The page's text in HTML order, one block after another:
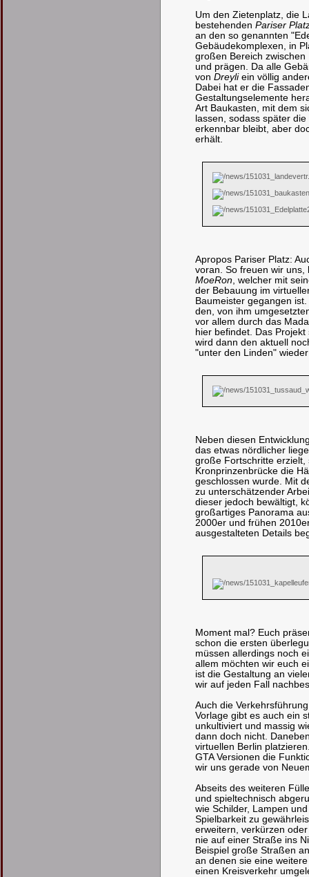
Um den Zietenplatz, die
bestehenden Pariser
an den so genannten
Gebäudekomplexen, in
großen Bereich
und prägen. Da alle
von Dreyliein völlig
Dabei hat er die
Gestaltungselemente
Art Baukasten, mit dem
lassen, sodass später
erkennbar bleibt, aber
erhält.
Apropos Pariser Platz:
voran. So freuen wir
MoeRon, welcher mit
der Bebauung im
Baumeister gegangen
den, von ihm
vor allem durch das
hier befindet. Das
wird dann den aktuell
"unter den Linden"
Neben diesen
das etwas nördlicher
große Fortschritte erzielt,
Kronprinzenbrücke die
geschlossen wurde. Mit
zu unterschätzender
dieser jedoch bewältigt,
großartiges Panorama
2000er und frühen
ausgestalteten Details
Moment mal? Euch
schon die ersten
müssen allerdings noch
allem möchten wir euch
ist die Gestaltung an
wir auf jeden Fall
Auch die
Vorlage gibt es auch ein
unkultiviert und massig
dann doch nicht.
virtuellen Berlin
GTA Versionen die
wir uns gerade von
Abseits des weiteren
und spieltechnisch
wie Schilder, Lampen
Spielbarkeit zu
erweitern, verkürzen
nie auf einer Straße ins
Beispiel große Straßen
an denen sie eine
einen Kreisverkehr